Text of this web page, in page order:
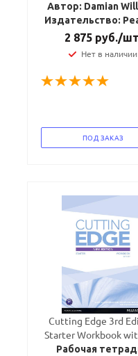
Автор: Damian
Издательство:
2 875руб./шт
Нет в наличии
ПОД ЗАКАЗ
Cutting Edge 3rd
Starter Workbook
Рабочая